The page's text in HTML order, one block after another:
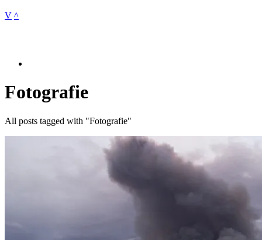
V ^
Fotografie
All posts tagged with "Fotografie"